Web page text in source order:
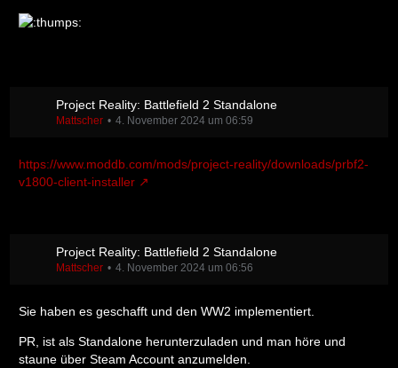
Project Reality: Battlefield 2 Standalone
Mattscher 4. November 2024 um 06:59
https://www.moddb.com/mods/project-reality/downloads/prbf2-
v1800-client-installer
Project Reality: Battlefield 2 Standalone
Mattscher 4. November 2024 um 06:56
Sie haben es geschafft und den WW2 implementiert.
PR, ist als Standalone herunterzuladen und man höre und
staune über Steam Account anzumelden.